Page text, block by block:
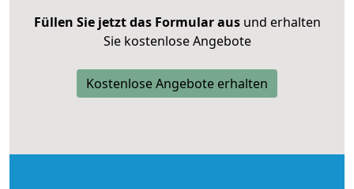
Füllen Sie jetzt das Formular ausund erhalten
Sie kostenlose Angebote
Kostenlose Angebote erhalten